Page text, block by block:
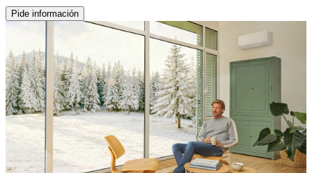
Pide información